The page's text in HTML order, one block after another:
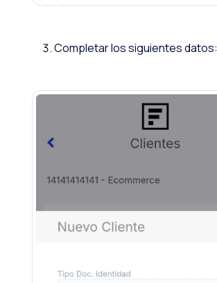
Completar los siguientes datos: